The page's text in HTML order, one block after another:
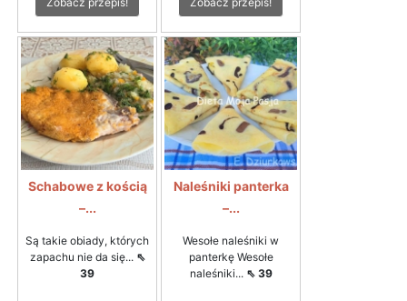
Schabowe z kością
–...
Są takie obiady, których
zapachu nie da się... ⇖
39
Naleśniki panterka
–...
Wesołe naleśniki w
panterkę Wesołe
naleśniki... ⇖ 39